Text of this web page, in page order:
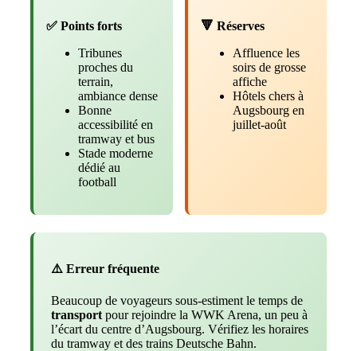
✅ Points forts
Tribunes
proches du
terrain,
ambiance dense
Bonne
accessibilité en
tramway et bus
Stade moderne
dédié au
football
🔻 Réserves
Affluence les
soirs de grosse
affiche
Hôtels chers à
Augsbourg en
juillet-août
⚠️ Erreur fréquente
Beaucoup de voyageurs sous-estiment le temps de
transport pour rejoindre la WWK Arena, un peu à
l’écart du centre d’Augsbourg. Vérifiez les horaires
du tramway et des trains Deutsche Bahn.